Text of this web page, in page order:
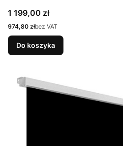
Cena
1 199,00 zł
Cena
974,80 złbez VAT
Do koszyka